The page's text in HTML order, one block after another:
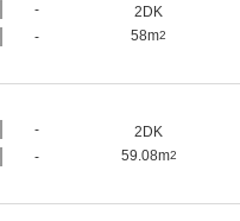
-
-
2DK
58m2
-
-
2DK
59.08m2